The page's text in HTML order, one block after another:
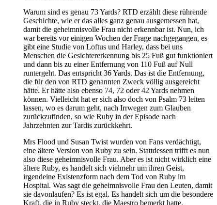
Warum sind es genau 73 Yards? RTD erzählt diese rührende
Geschichte, wie er das alles ganz genau ausgemessen hat,
damit die geheimnisvolle Frau nicht erkennbar ist. Nun, ich
war bereits vor einigen Wochen der Frage nachgegangen, es
gibt eine Studie von Loftus und Harley, dass bei uns
Menschen die Gesichtererkennung bis 25 Fuß gut funktioniert
und dann bis zu einer Entfernung von 110 Fuß auf Null
runtergeht. Das entspricht 36 Yards. Das ist die Entfernung,
die für den von RTD genannten Zweck völlig ausgereicht
hätte. Er hätte also ebenso 74, 72 oder 42 Yards nehmen
können. Vielleicht hat er sich also doch von Psalm 73 leiten
lassen, wo es darum geht, nach Irrwegen zum Glauben
zurückzufinden, so wie Ruby in der Episode nach
Jahrzehnten zur Tardis zurückkehrt.
Mrs Flood und Susan Twist wurden von Fans verdächtigt,
eine ältere Version von Ruby zu sein. Stattdessen trifft es nun
also diese geheimnisvolle Frau. Aber es ist nicht wirklich eine
ältere Ruby, es handelt sich vielmehr um ihren Geist,
irgendeine Existenzform nach dem Tod von Ruby im
Hospital. Was sagt die geheimnisvolle Frau den Leuten, damit
sie davonlaufen? Es ist egal. Es handelt sich um die besondere
Kraft, die in Ruby steckt, die Maestro bemerkt hatte.